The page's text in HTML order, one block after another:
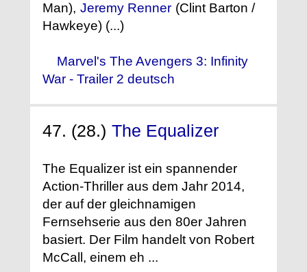
Man), Jeremy Renner (Clint Barton /
Hawkeye) (...)
Marvel's The Avengers 3: Infinity
War - Trailer 2 deutsch
47. (28.) The Equalizer
The Equalizer ist ein spannender
Action-Thriller aus dem Jahr 2014,
der auf der gleichnamigen
Fernsehserie aus den 80er Jahren
basiert. Der Film handelt von Robert
McCall, einem eh ...